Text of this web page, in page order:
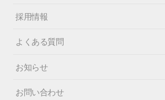
採用情報
よくある質問
お知らせ
お問い合わせ